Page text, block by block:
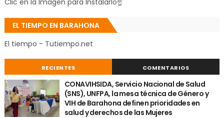
Clic en la Imagen para Instalarlo☝
EL TIEMPO EN BARAHONA
El tiempo - Tutiempo.net
RECIENTES COMENTARIOS
CONAVIHSIDA, Servicio Nacional de Salud
(SNS), UNFPA, la mesa técnica de Género y
VIH de Barahona definen prioridades en
salud y derechos de las Mujeres